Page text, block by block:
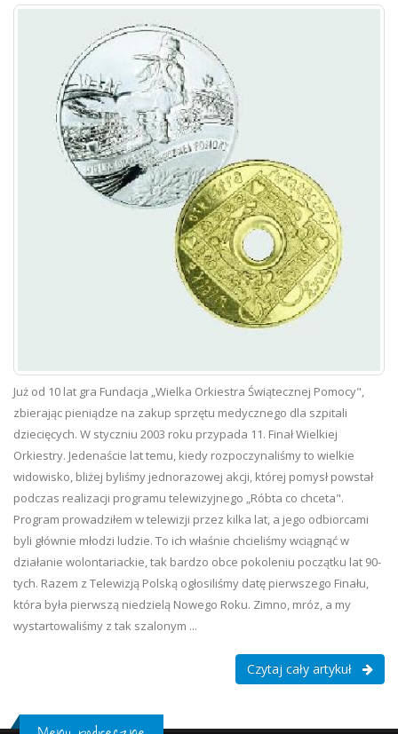
Już od 10 lat gra Fundacja „Wielka Orkiestra Świątecznej Pomocy",
zbierając pieniądze na zakup sprzętu medycznego dla szpitali
dziecięcych. W styczniu 2003 roku przypada 11. Finał Wielkiej
Orkiestry. Jedenaście lat temu, kiedy rozpoczynaliśmy to wielkie
widowisko, bliżej byliśmy jednorazowej akcji, której pomysł powstał
podczas realizacji programu telewizyjnego „Róbta co chceta".
Program prowadziłem w telewizji przez kilka lat, a jego odbiorcami
byli głównie młodzi ludzie. To ich właśnie chcieliśmy wciągnąć w
działanie wolontariackie, tak bardzo obce pokoleniu początku lat 90-
tych. Razem z Telewizją Polską ogłosiliśmy datę pierwszego Finału,
która była pierwszą niedzielą Nowego Roku. Zimno, mróz, a my
wystartowaliśmy z tak szalonym ...
Czytaj cały artykuł